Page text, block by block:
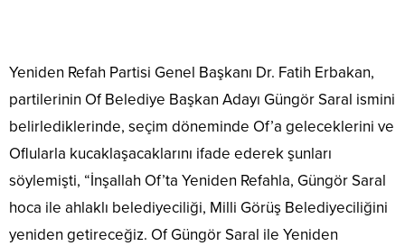
Yeniden Refah Partisi Genel Başkanı Dr. Fatih Erbakan,
partilerinin Of Belediye Başkan Adayı Güngör Saral ismini
belirlediklerinde, seçim döneminde Of’a geleceklerini ve
Oflularla kucaklaşacaklarını ifade ederek şunları
söylemişti, “İnşallah Of’ta Yeniden Refahla, Güngör Saral
hoca ile ahlaklı belediyeciliği, Milli Görüş Belediyeciliğini
yeniden getireceğiz. Of Güngör Saral ile Yeniden